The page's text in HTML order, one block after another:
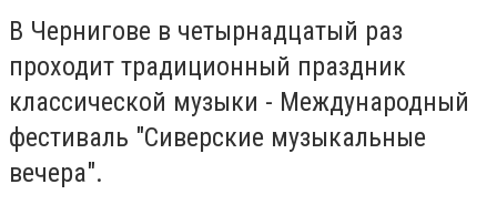
В Чернигове в четырнадцатый раз
проходит традиционный праздник
классической музыки - Международный
фестиваль "Сиверские музыкальные
вечера".